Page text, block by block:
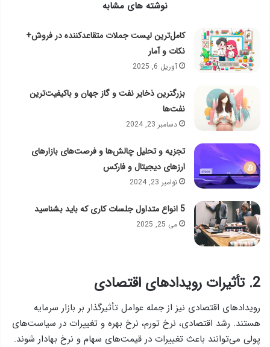
نوشته های مشابه
کامل‌ترین لیست جملات متقاعدکننده در فروش+
نکات و آمار
آوریل 6, 2025
بزرگترین ذخایر نفت و گاز جهان و باکیفیت‌ترین
نفت‌ها
دسامبر 23, 2024
تجزیه و تحلیل چالش‌ها و فرصت‌های بازارهای
ارزهای دیجیتال و فارکس
نوامبر 23, 2024
5 انواع متداول جلسات کاری که باید بشناسید
می 25, 2025
2. تأثیرات رویدادهای اقتصادی
رویدادهای اقتصادی نیز از جمله عوامل تأثیرگذار بر بازار سرمایه
هستند. رشد اقتصادی، نرخ تورم، نرخ بهره و تغییرات در سیاست‌های
پولی می‌توانند باعث تغییرات در قیمت‌های سهام و نرخ بهادار شوند.